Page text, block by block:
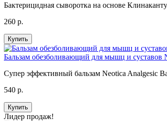
Бактерицидная сыворотка на основе
260 р.
Купить
Бальзам обезболивающий для мышц и суставов
Супер эффективный бальзам Neotica Analgesiс
540 р.
Купить
Лидер продаж!